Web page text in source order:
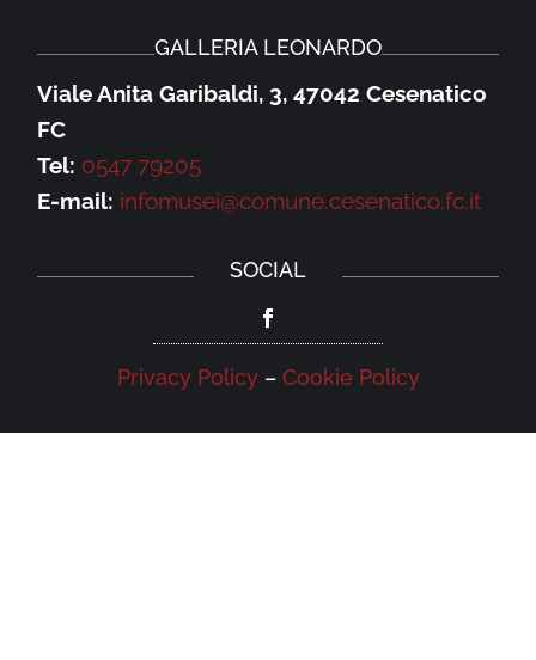
GALLERIA LEONARDO
Viale Anita Garibaldi, 3, 47042 Cesenatico
FC
Tel: 0547 79205
E-mail: infomusei@comune.cesenatico.fc.it
SOCIAL
Privacy Policy– Cookie Policy